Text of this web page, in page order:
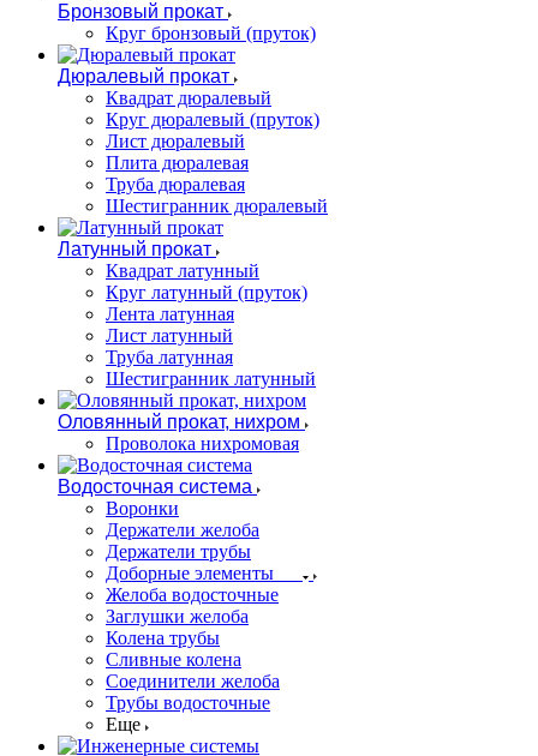
Бронзовый прокат
Круг бронзовый (пруток)
Дюралевый прокат
Квадрат дюралевый
Круг дюралевый (пруток)
Лист дюралевый
Плита дюралевая
Труба дюралевая
Шестигранник дюралевый
Латунный прокат
Квадрат латунный
Круг латунный (пруток)
Лента латунная
Лист латунный
Труба латунная
Шестигранник латунный
Оловянный прокат, нихром
Проволока нихромовая
Водосточная система
Воронки
Держатели желоба
Держатели трубы
Доборные элементы
Желоба водосточные
Заглушки желоба
Колена трубы
Сливные колена
Соединители желоба
Трубы водосточные
Еще